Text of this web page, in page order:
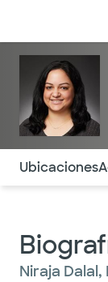
Utilice esta
Ubicaciones
Niraja